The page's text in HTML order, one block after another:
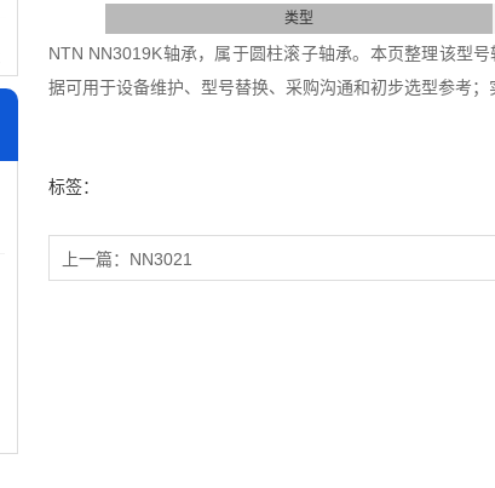
类型
NTN NN3019K轴承，属于圆柱滚子轴承。本页整理该型
据可用于设备维护、型号替换、采购沟通和初步选型参考
标签：
上一篇： NN3021